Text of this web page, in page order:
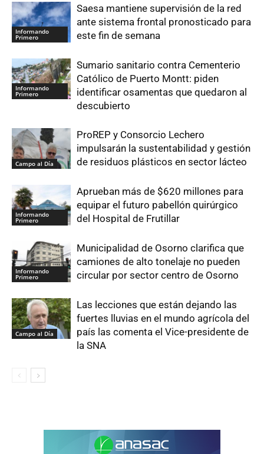
Informando
Primero
Saesa mantiene supervisión de la red
ante sistema frontal pronosticado para
este fin de semana
Informando
Primero
Sumario sanitario contra Cementerio
Católico de Puerto Montt: piden
identificar osamentas que quedaron al
descubierto
Campo al Día
ProREP y Consorcio Lechero
impulsarán la sustentabilidad y gestión
de residuos plásticos en sector lácteo
Informando
Primero
Aprueban más de $620 millones para
equipar el futuro pabellón quirúrgico
del Hospital de Frutillar
Informando
Primero
Municipalidad de Osorno clarifica que
camiones de alto tonelaje no pueden
circular por sector centro de Osorno
Campo al Día
Las lecciones que están dejando las
fuertes lluvias en el mundo agrícola del
país las comenta el Vice-presidente de
la SNA